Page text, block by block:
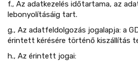
f., Az adatkezelés időtartama, az
lebonyolításáig tart.
g., Az adatfeldolgozás jogalapja: a
érintett kérésére történő kiszállítás
h., Az érintett jogai: